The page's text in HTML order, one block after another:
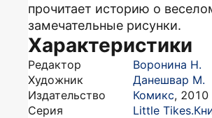
прочитает историю о
замечательные рисунки.
Характеристики
Редактор
Воронина Н.
Художник
Данешвар М.
Издательство
Комикс, 2010
Серия
Little